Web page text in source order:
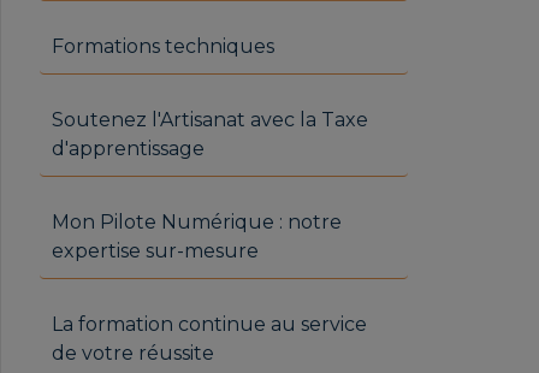
Formations techniques
Soutenez l'Artisanat avec la Taxe
d'apprentissage
Mon Pilote Numérique : notre
expertise sur-mesure
La formation continue au service
de votre réussite